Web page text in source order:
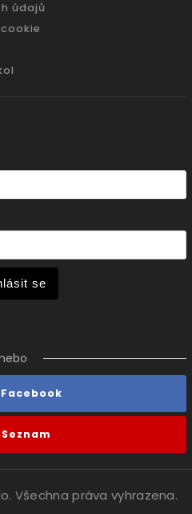
údajů
se
. Všechna práva vyhrazena.